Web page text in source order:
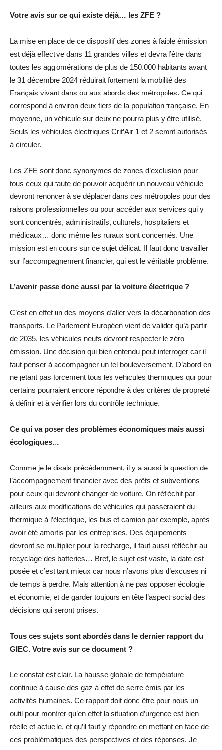
Votre avis sur ce qui existe déjà… les ZFE ?
La mise en place de ce dispositif des zones à faible émission
est déjà effective dans 11 grandes villes et devra l’être dans
toutes les agglomérations de plus de 150.000 habitants avant
le 31 décembre 2024 réduirait fortement la mobilité des
Français vivant dans ou aux abords des métropoles. Ce qui
correspond à environ deux tiers de la population française. En
moyenne, un véhicule sur deux ne pourra plus y être utilisé.
Seuls les véhicules électriques Crit’Air 1 et 2 seront autorisés
à circuler.
Les ZFE sont donc synonymes de zones d’exclusion pour
tous ceux qui faute de pouvoir acquérir un nouveau véhicule
devront renoncer à se déplacer dans ces métropoles pour des
raisons professionnelles ou pour accéder aux services qui y
sont concentrés, administratifs, culturels, hospitaliers et
médicaux… donc même les ruraux sont concernés. Une
mission est en cours sur ce sujet délicat. Il faut donc travailler
sur l’accompagnement financier, qui est le véritable problème.
L’avenir passe donc aussi par la voiture électrique ?
C’est en effet un des moyens d’aller vers la décarbonation des
transports. Le Parlement Européen vient de valider qu’à partir
de 2035, les véhicules neufs devront respecter le zéro
émission. Une décision qui bien entendu peut interroger car il
faut penser à accompagner un tel bouleversement. D’abord en
ne jetant pas forcément tous les véhicules thermiques qui pour
certains pourraient encore répondre à des critères de propreté
à définir et à vérifier lors du contrôle technique.
Ce qui va poser des problèmes économiques mais aussi
écologiques…
Comme je le disais précédemment, il y a aussi la question de
l’accompagnement financier avec des prêts et subventions
pour ceux qui devront changer de voiture. On réfléchit par
ailleurs aux modifications de véhicules qui passeraient du
thermique à l’électrique, les bus et camion par exemple, après
avoir été amortis par les entreprises. Des équipements
devront se multiplier pour la recharge, il faut aussi réfléchir au
recyclage des batteries… Bref, le sujet est vaste, la date est
posée et c’est tant mieux car nous n’avons plus d’excuses ni
de temps à perdre. Mais attention à ne pas opposer écologie
et économie, et de garder toujours en tête l’aspect social des
décisions qui seront prises.
Tous ces sujets sont abordés dans le dernier rapport du
GIEC. Votre avis sur ce document ?
Le constat est clair. La hausse globale de température
continue à cause des gaz à effet de serre émis par les
activités humaines. Ce rapport doit donc être pour nous un
outil pour montrer qu’en effet la situation d’urgence est bien
réelle et actuelle, et qu’il faut y répondre en mettant en face de
ces problématiques des perspectives et des réponses. Je